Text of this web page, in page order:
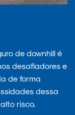
de downhill é
desafiadores e
de forma
dessa
risco.